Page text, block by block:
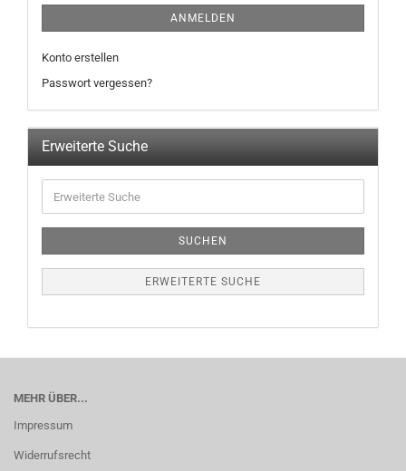
ANMELDEN
Konto erstellen
Passwort vergessen?
Erweiterte Suche
SUCHEN
ERWEITERTE SUCHE
MEHR ÜBER...
Impressum
Widerrufsrecht